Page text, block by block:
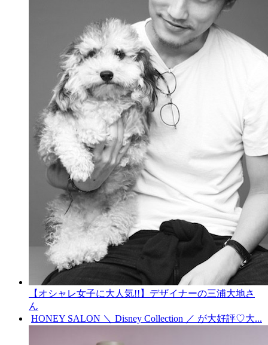
【オシャレ女子に大人気!!】デザイナーの三浦大地さ
ん
HONEY SALON ＼ Disney Collection ／ が大好評♡大...